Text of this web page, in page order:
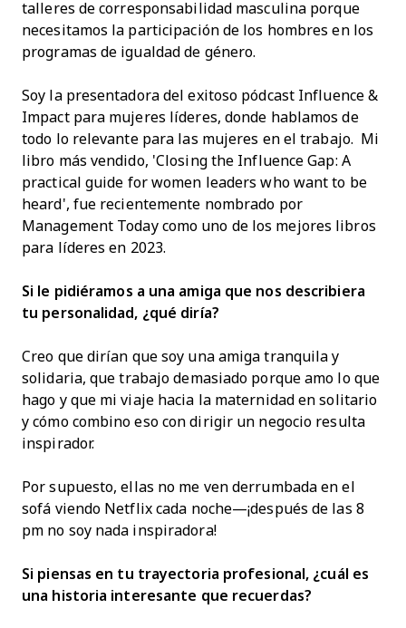
talleres de corresponsabilidad masculina porque
necesitamos la participación de los hombres en los
programas de igualdad de género.
Soy la presentadora del exitoso pódcast Influence &
Impact para mujeres líderes, donde hablamos de
todo lo relevante para las mujeres en el trabajo. Mi
libro más vendido, 'Closing the Influence Gap: A
practical guide for women leaders who want to be
heard', fue recientemente nombrado por
Management Today como uno de los mejores libros
para líderes en 2023.
Si le pidiéramos a una amiga que nos describiera
tu personalidad, ¿qué diría?
Creo que dirían que soy una amiga tranquila y
solidaria, que trabajo demasiado porque amo lo que
hago y que mi viaje hacia la maternidad en solitario
y cómo combino eso con dirigir un negocio resulta
inspirador.
Por supuesto, ellas no me ven derrumbada en el
sofá viendo Netflix cada noche—¡después de las 8
pm no soy nada inspiradora!
Si piensas en tu trayectoria profesional, ¿cuál es
una historia interesante que recuerdas?